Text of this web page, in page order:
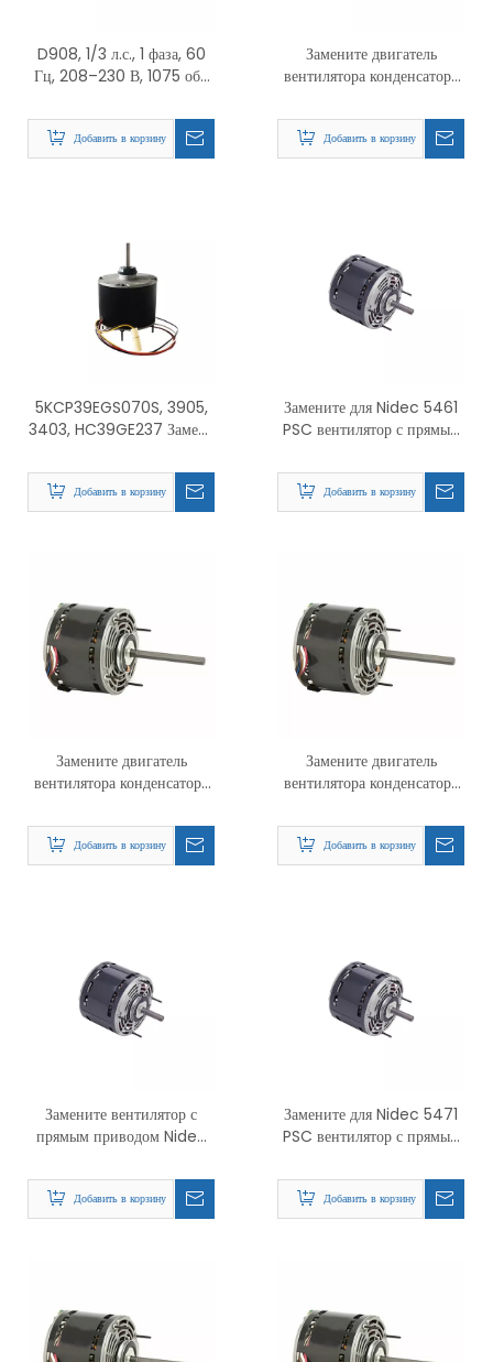
D908, 1/3 л.с., 1 фаза, 60
Гц, 208–230 В, 1075 об/
корпусов, замена двигателя
вентилятора конденсатора
Добавить в корзину
Замените двигатель
вентилятора конденсатора
вентилятора
Добавить в корзину
5KCP39EGS070S, 3905,
3403, HC39GE237 Замена
конденсатора PSC
Добавить в корзину
Замените для Nidec 5461
PSC вентилятор с прямым
нагнетателя
Добавить в корзину
Замените двигатель
вентилятора конденсатора
Добавить в корзину
Замените двигатель
вентилятора конденсатора
Добавить в корзину
Замените вентилятор с
прямым приводом Nidec
нагнетателя
Добавить в корзину
Замените для Nidec 5471
PSC вентилятор с прямым
нагнетателя
Добавить в корзину